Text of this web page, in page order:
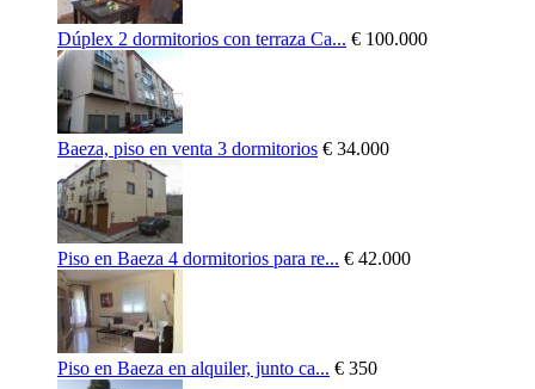
Dúplex 2 dormitorios con terraza Ca... € 100.000
Baeza, piso en venta 3 dormitorios € 34.000
Piso en Baeza 4 dormitorios para re... € 42.000
Piso en Baeza en alquiler, junto ca... € 350